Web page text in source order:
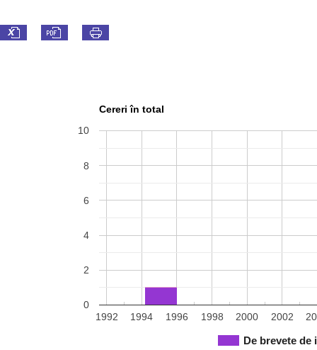
Cereri în total
De brevete de
1992 1994 1996 1998 2000 2002
0
2
4
6
8
10